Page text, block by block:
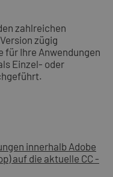
zahlreichen
zügig
für Ihre Anwendungen
Einzel- oder
innerhalb Adobe
auf die aktuelle CC -